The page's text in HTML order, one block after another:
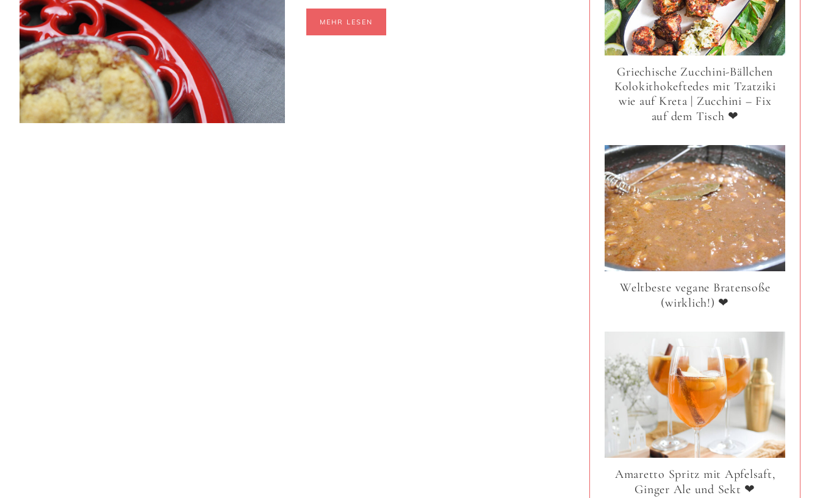
MEHR LESEN
Griechische Zucchini-Bällchen
Kolokithokeftedes mit Tzatziki
wie auf Kreta | Zucchini – Fix
auf dem Tisch ❤
Weltbeste vegane Bratensoße
(wirklich!) ❤
Amaretto Spritz mit Apfelsaft,
Ginger Ale und Sekt ❤